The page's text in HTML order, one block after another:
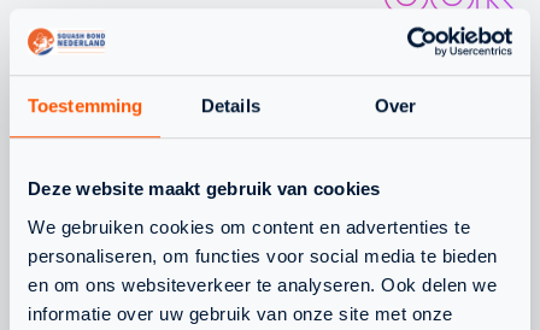
Toestemming Details Over
Deze website maakt gebruik van cookies
We gebruiken cookies om content en advertenties te
personaliseren, om functies voor social media te bieden
en om ons websiteverkeer te analyseren. Ook delen we
informatie over uw gebruik van onze site met onze
INTERESSANT
OM TE LEZEN